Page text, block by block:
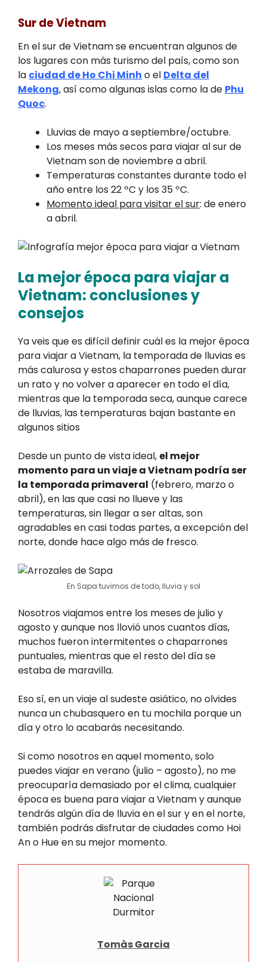
Sur de Vietnam
En el sur de Vietnam se encuentran algunos de
los lugares con más turismo del país, como son
la ciudad de Ho Chi Minh o el Delta del
Mekong, así como algunas islas como la de Phu
Quoc.
Lluvias de mayo a septiembre/octubre.
Los meses más secos para viajar al sur de
Vietnam son de noviembre a abril.
Temperaturas constantes durante todo el
año entre los 22 ºC y los 35 ºC.
Momento ideal para visitar el sur: de enero
a abril.
La mejor época para viajar a
Vietnam: conclusiones y
consejos
Ya veis que es difícil definir cuál es la mejor época
para viajar a Vietnam, la temporada de lluvias es
más calurosa y estos chaparrones pueden durar
un rato y no volver a aparecer en todo el día,
mientras que la temporada seca, aunque carece
de lluvias, las temperaturas bajan bastante en
algunos sitios
Desde un punto de vista ideal, el mejor
momento para un viaje a Vietnam podría ser
la temporada primaveral (febrero, marzo o
abril), en las que casi no llueve y las
temperaturas, sin llegar a ser altas, son
agradables en casi todas partes, a excepción del
norte, donde hace algo más de fresco.
En Sapa tuvimos de todo, lluvia y sol
Nosotros viajamos entre los meses de julio y
agosto y aunque nos llovió unos cuantos días,
muchos fueron intermitentes o chaparrones
puntuales, mientras que el resto del día se
estaba de maravilla.
Eso sí, en un viaje al sudeste asiático, no olvides
nunca un chubasquero en tu mochila porque un
día y otro lo acabarás necesitando.
Si como nosotros en aquel momento, solo
puedes viajar en verano (julio – agosto), no me
preocuparía demasiado por el clima, cualquier
época es buena para viajar a Vietnam y aunque
tendrás algún día de lluvia en el sur y en el norte,
también podrás disfrutar de ciudades como Hoi
An o Hue en su mejor momento.
Tomàs Garcia